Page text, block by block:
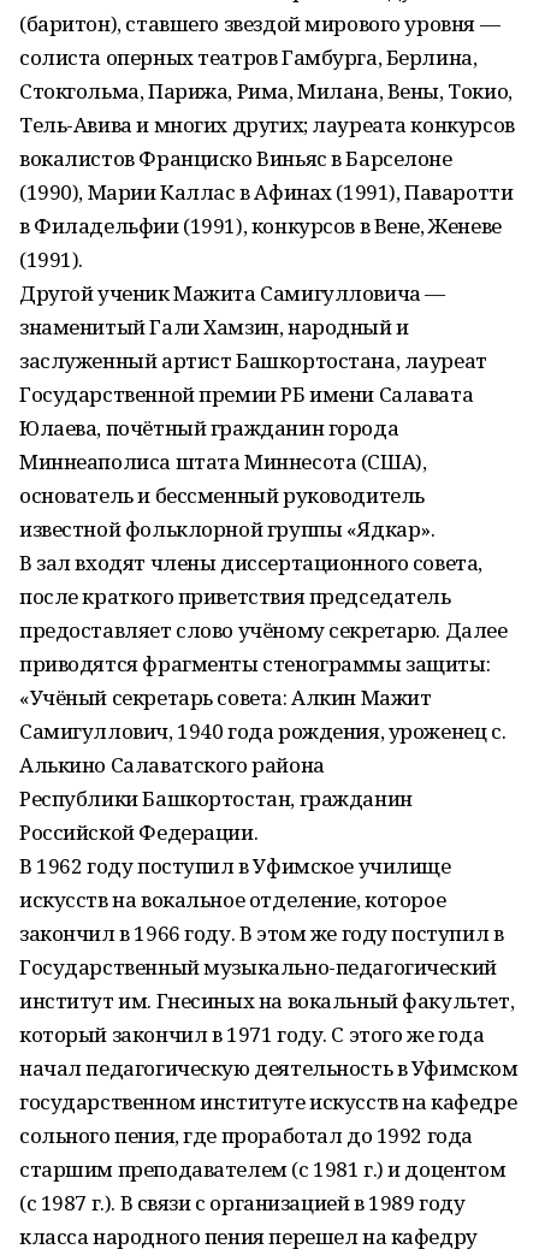
(баритон), ставшего звездой мирового уровня —
солиста оперных театров Гамбурга, Берлина,
Стокгольма, Парижа, Рима, Милана, Вены, Токио,
Тель-Авива и многих других; лауреата конкурсов
вокалистов Франциско Виньяс в Барселоне
(1990), Марии Каллас в Афинах (1991), Паваротти
в Филадельфии (1991), конкурсов в Вене, Женеве
(1991).
Другой ученик Мажита Самигулловича —
знаменитый Гали Хамзин, народный и
заслуженный артист Башкортостана, лауреат
Государственной премии РБ имени Салавата
Юлаева, почётный гражданин города
Миннеаполиса штата Миннесота (США),
основатель и бессменный руководитель
известной фольклорной группы «Ядкар».
В зал входят члены диссертационного совета,
после краткого приветствия председатель
предоставляет слово учёному секретарю. Далее
приводятся фрагменты стенограммы защиты:
«Учёный секретарь совета: Алкин Мажит
Самигуллович, 1940 года рождения, уроженец с.
Алькино Салаватского района
Республики Башкортостан, гражданин
Российской Федерации.
В 1962 году поступил в Уфимское училище
искусств на вокальное отделение, которое
закончил в 1966 году. В этом же году поступил в
Государственный музыкально-педагогический
институт им. Гнесиных на вокальный факультет,
который закончил в 1971 году. С этого же года
начал педагогическую деятельность в Уфимском
государственном институте искусств на кафедре
сольного пения, где проработал до 1992 года
старшим преподавателем (с 1981 г.) и доцентом
(с 1987 г.). В связи с организацией в 1989 году
класса народного пения перешел на кафедру